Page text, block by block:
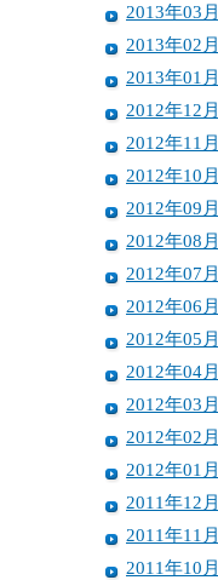
2013年03月
2013年02月
2013年01月
2012年12月
2012年11月
2012年10月
2012年09月
2012年08月
2012年07月
2012年06月
2012年05月
2012年04月
2012年03月
2012年02月
2012年01月
2011年12月
2011年11月
2011年10月